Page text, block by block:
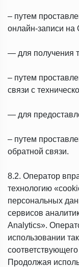
– путем
онлайн-записи на
— для получения
– путем
связи с
— для
– путем
обратной связи.
8.2. Оператор
технологию
персональных
сервисов
Analytics».
использовании
Продолжая